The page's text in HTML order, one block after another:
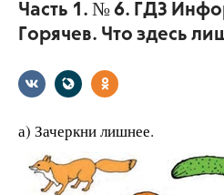
Часть 1. № 6. ГДЗ
Горячев. Что здесь
а) Зачеркни лишнее.